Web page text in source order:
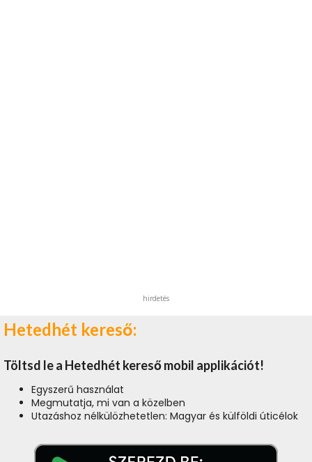
hirdetés
Hetedhét kereső:
Töltsd le a Hetedhét kereső mobil applikációt!
Egyszerű használat
Megmutatja, mi van a közelben
Utazáshoz nélkülözhetetlen: Magyar és külföldi úticélok